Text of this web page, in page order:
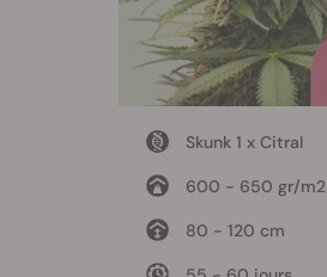
Skunk 1 x Citral
600 - 650 gr/m2
80 - 120 cm